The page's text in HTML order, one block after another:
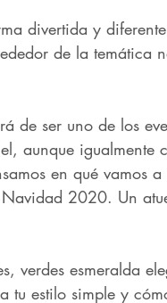
divertida y
de la temática
de ser uno de los
aunque igualmente
en qué vamos a
Navidad 2020. Un
verdes esmeralda
tu estilo simple y